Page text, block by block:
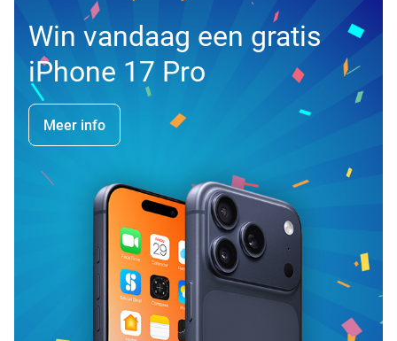
Win vandaag een gratis
iPhone 17 Pro
Meer info